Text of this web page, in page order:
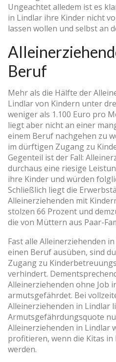
Ungeachtet alledem ist es
in Lindlar ihre Kinder nicht
lassen wollen und selbst an
Beruf
Mehr als die Hälfte der
Lindlar von Kindern unter
weniger als 1.100 Euro pro
liegt aber nicht an einer
einem Beruf nachgehen zu
im dürftigen Zugang zu
Gegenteil ist der Fall:
durchaus eine riesige
ihre Kinder und würden
Schließlich liegt die
Alleinerziehenden mit
stolzen 66 Prozent und
die von Müttern aus Paar-
Fast alle Alleinerziehenden
einen Beruf ausüben, sind
Zugang zu
verhindert.
Alleinerziehenden ohne Job
armutsgefährdet. Bei
Alleinerziehenden in Lindlar
Armutsgefährdungsquote
Alleinerziehenden in Lindlar
profitieren, wenn die Kitas
werden.